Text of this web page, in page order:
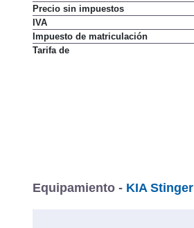
Descuento oficial
Precio sin impuestos
IVA
Impuesto de matriculación
Equipamiento - KIA